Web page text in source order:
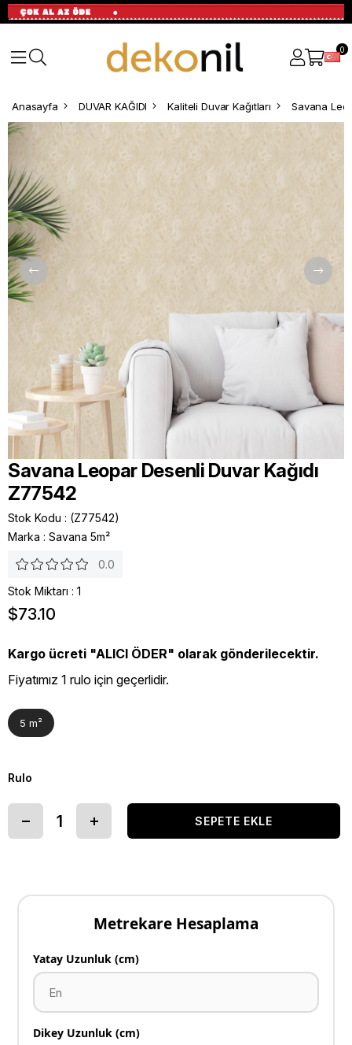
0
Anasayfa DUVAR KAĞIDI Kaliteli Duvar Kağıtları Savana
Savana Leopar Desenli Duvar Kağıdı
Z77542
Stok Kodu
(Z77542)
Marka : Savana 5m²
0.0
Stok Miktarı : 1
$73.10
Kargo ücreti "ALICI ÖDER" olarak gönderilecektir.
Fiyatımız 1 rulo için geçerlidir.
5 m²
Rulo
Metrekare Hesaplama
Yatay Uzunluk (cm)
Dikey Uzunluk (cm)